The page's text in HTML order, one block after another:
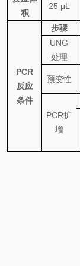
积
25 μL
PCR
反应
条件
步骤
UNG
处理
预变性
PCR扩
增